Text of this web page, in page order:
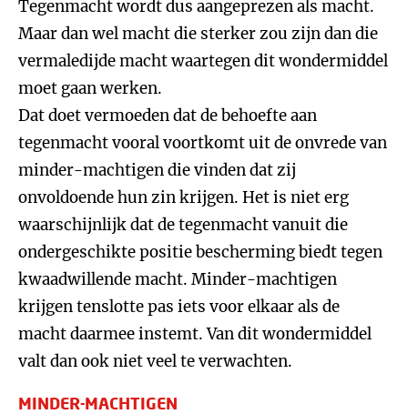
Tegenmacht wordt dus aangeprezen als macht.
Maar dan wel macht die sterker zou zijn dan die
vermaledijde macht waartegen dit wondermiddel
moet gaan werken.
Dat doet vermoeden dat de behoefte aan
tegenmacht vooral voortkomt uit de onvrede van
minder-machtigen die vinden dat zij
onvoldoende hun zin krijgen. Het is niet erg
waarschijnlijk dat de tegenmacht vanuit die
ondergeschikte positie bescherming biedt tegen
kwaadwillende macht. Minder-machtigen
krijgen tenslotte pas iets voor elkaar als de
macht daarmee instemt. Van dit wondermiddel
valt dan ook niet veel te verwachten.
MINDER-MACHTIGEN